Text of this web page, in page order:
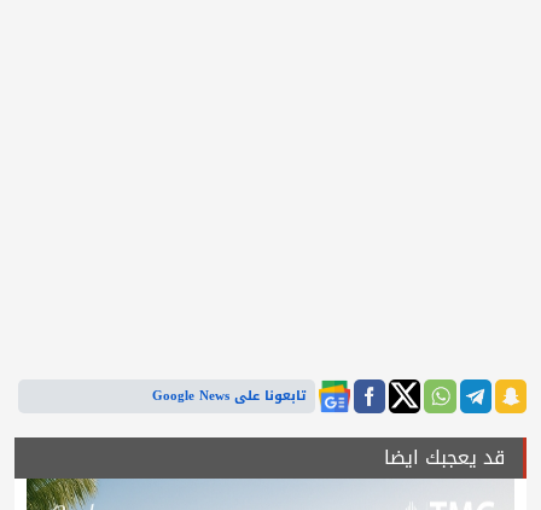
تابعونا على Google News
قد يعجبك ايضا